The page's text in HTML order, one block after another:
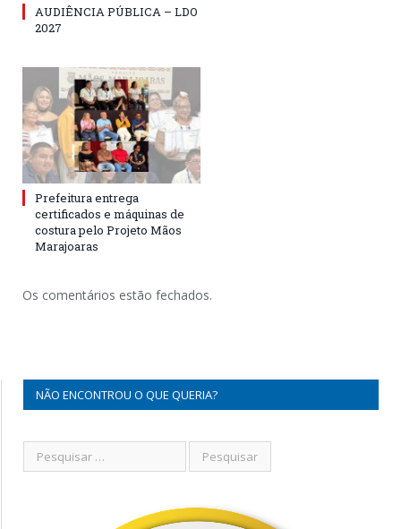
AUDIÊNCIA PÚBLICA – LDO
2027
Prefeitura entrega
certificados e máquinas de
costura pelo Projeto Mãos
Marajoaras
Os comentários estão fechados.
NÃO ENCONTROU O QUE QUERIA?